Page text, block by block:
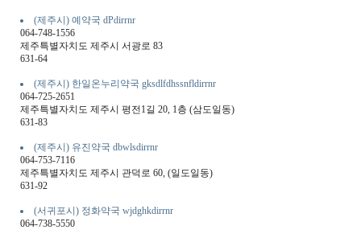
(제주시) 예약국 dPdirrnr
064-748-1556
제주특별자치도 제주시 서광로 83
631-64
(제주시) 한일온누리약국 gksdlfdhssnfldirrnr
064-725-2651
제주특별자치도 제주시 평전1길 20, 1층 (삼도일동)
631-83
(제주시) 유진약국 dbwlsdirrnr
064-753-7116
제주특별자치도 제주시 관덕로 60, (일도일동)
631-92
(서귀포시) 정화약국 wjdghkdirrnr
064-738-5550